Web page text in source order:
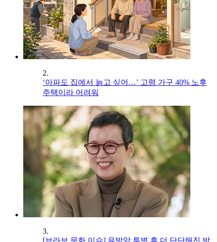
2.
‘아파도 집에서 늙고 싶어…’ 고령 가구 40% 노후
주택이라 어려워
3.